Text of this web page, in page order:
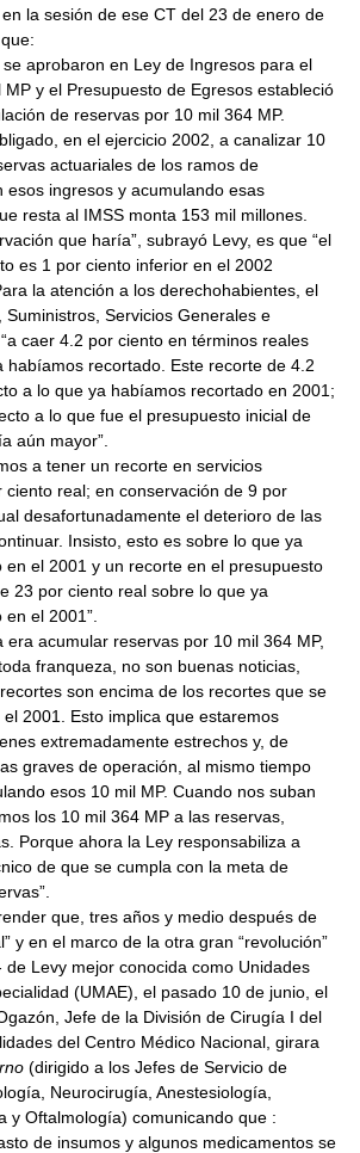
la sesión de ese CT del 23 de enero de
aprobaron en Ley de Ingresos para el
y el Presupuesto de Egresos estableció
de reservas por 10 mil 364 MP.
en el ejercicio 2002, a canalizar 10
actuariales de los ramos de
esos ingresos y acumulando esas
resta al IMSS monta 153 mil millones.
que haría”, subrayó Levy, es que “el
es 1 por ciento inferior en el 2002
la atención a los derechohabientes, el
Suministros, Servicios Generales e
caer 4.2 por ciento en términos reales
habíamos recortado. Este recorte de 4.2
a lo que ya habíamos recortado en 2001;
a lo que fue el presupuesto inicial de
aún mayor”.
a tener un recorte en servicios
ciento real; en conservación de 9 por
desafortunadamente el deterioro de las
Insisto, esto es sobre lo que ya
en el 2001 y un recorte en el presupuesto
23 por ciento real sobre lo que ya
el 2001”.
era acumular reservas por 10 mil 364 MP,
franqueza, no son buenas noticias,
son encima de los recortes que se
2001. Esto implica que estaremos
extremadamente estrechos y, de
graves de operación, al mismo tiempo
esos 10 mil MP. Cuando nos suban
los 10 mil 364 MP a las reservas,
Porque ahora la Ley responsabiliza a
de que se cumpla con la meta de
que, tres años y medio después de
y en el marco de la otra gran “revolución”
Levy mejor conocida como Unidades
(UMAE), el pasado 10 de junio, el
Jefe de la División de Cirugía I del
del Centro Médico Nacional, girara
(dirigido a los Jefes de Servicio de
Neurocirugía, Anestesiología,
y Oftalmología) comunicando que :
de insumos y algunos medicamentos se